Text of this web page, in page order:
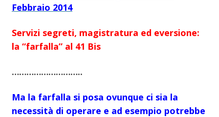
Febbraio 2014
Servizi segreti, magistratura ed eversione:
la “farfalla” al 41 Bis
………………………..
Ma la farfalla si posa ovunque ci sia la
necessità di operare e ad esempio potrebbe